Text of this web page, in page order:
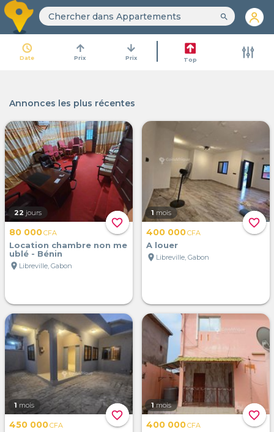
search
access_time
Date
arrow_upward
Prix
arrow_downward
Prix Top
Annonces les plus récentes
favorite_border
22 jours
80 000CFA
Location chambre non me
ublé - Bénin
location_on Libreville, Gabon
favorite_border
1 mois
400 000CFA
A louer
location_on Libreville, Gabon
favorite_border
1 mois
450 000CFA
favorite_border
1 mois
400 000CFA